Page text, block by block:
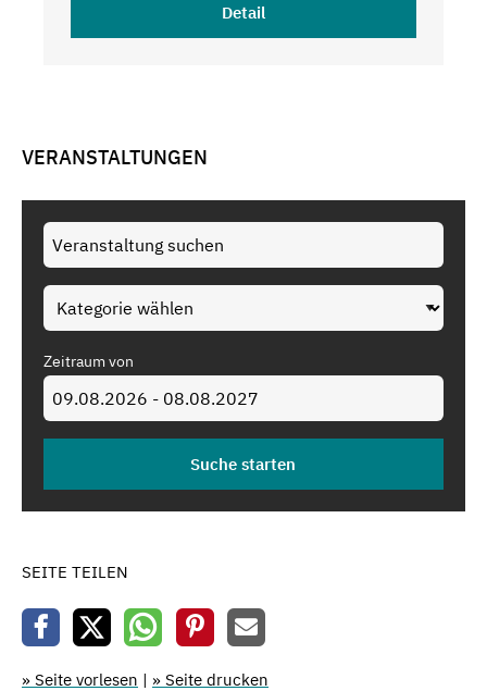
Detail
VERANSTALTUNGEN
Zeitraum von
SEITE TEILEN
» Seite vorlesen | » Seite drucken